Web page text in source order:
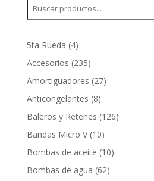
5ta Rueda 44
productos
Accesorios 235235
productos
Amortiguadores 2727
Anticongelantes 88
productos
Baleros y Retenes 126126
Bandas Micro V 1010
productos
Bombas de aceite 1010
Bombas de agua 6262